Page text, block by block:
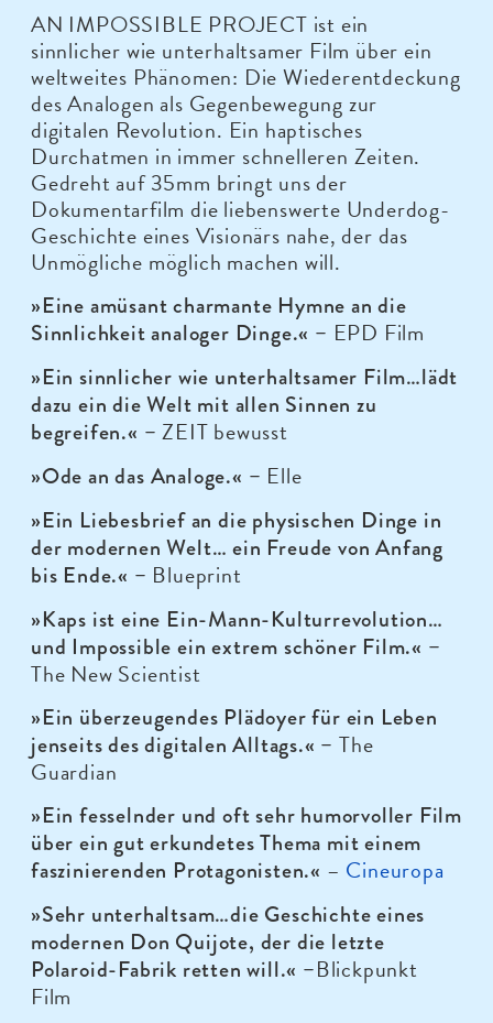
AN IMPOSSIBLE PROJECT ist ein
sinnlicher wie unterhaltsamer Film über ein
weltweites Phänomen: Die Wiederentdeckung
des Analogen als Gegenbewegung zur
digitalen Revolution. Ein haptisches
Durchatmen in immer schnelleren Zeiten.
Gedreht auf 35mm bringt uns der
Dokumentarfilm die liebenswerte Underdog-
Geschichte eines Visionärs nahe, der das
Unmögliche möglich machen will.
»Eine amüsant charmante Hymne an die
Sinnlichkeit analoger Dinge.« – EPD Film
»Ein sinnlicher wie unterhaltsamer Film…lädt
dazu ein die Welt mit allen Sinnen zu
begreifen.« – ZEIT bewusst
»Ode an das Analoge.« – Elle
»Ein Liebesbrief an die physischen Dinge in
der modernen Welt… ein Freude von Anfang
bis Ende.« – Blueprint
»Kaps ist eine Ein-Mann-Kulturrevolution…
und Impossible ein extrem schöner Film.« –
The New Scientist
»Ein überzeugendes Plädoyer für ein Leben
jenseits des digitalen Alltags.« – The
Guardian
»Ein fesselnder und oft sehr humorvoller Film
über ein gut erkundetes Thema mit einem
faszinierenden Protagonisten.« – Cineuropa
»Sehr unterhaltsam…die Geschichte eines
modernen Don Quijote, der die letzte
Polaroid-Fabrik retten will.« –Blickpunkt
Film